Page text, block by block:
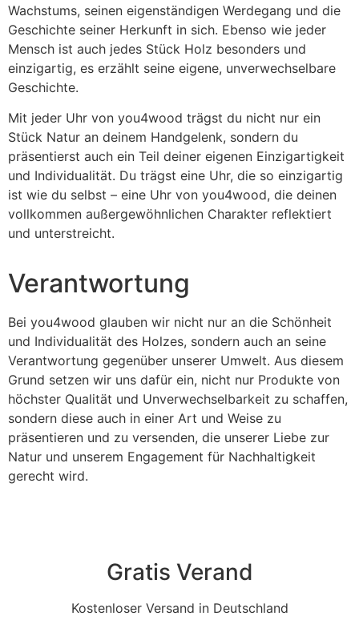
Wachstums, seinen eigenständigen Werdegang und die
Geschichte seiner Herkunft in sich. Ebenso wie jeder
Mensch ist auch jedes Stück Holz besonders und
einzigartig, es erzählt seine eigene, unverwechselbare
Geschichte.
Mit jeder Uhr von you4wood trägst du nicht nur ein
Stück Natur an deinem Handgelenk, sondern du
präsentierst auch ein Teil deiner eigenen Einzigartigkeit
und Individualität. Du trägst eine Uhr, die so einzigartig
ist wie du selbst – eine Uhr von you4wood, die deinen
vollkommen außergewöhnlichen Charakter reflektiert
und unterstreicht.
Verantwortung
Bei you4wood glauben wir nicht nur an die Schönheit
und Individualität des Holzes, sondern auch an seine
Verantwortung gegenüber unserer Umwelt. Aus diesem
Grund setzen wir uns dafür ein, nicht nur Produkte von
höchster Qualität und Unverwechselbarkeit zu schaffen,
sondern diese auch in einer Art und Weise zu
präsentieren und zu versenden, die unserer Liebe zur
Natur und unserem Engagement für Nachhaltigkeit
gerecht wird.
Gratis Verand
Kostenloser Versand in Deutschland